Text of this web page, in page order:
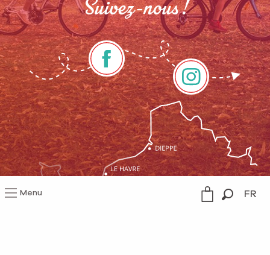
Menu FR
Suivez-nous !